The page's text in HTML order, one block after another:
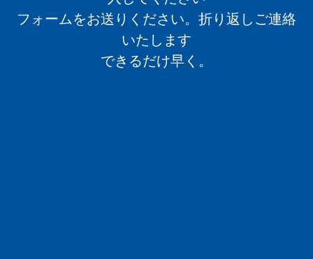
フォームをお送りください。折り返しご連絡
いたします
できるだけ早く。